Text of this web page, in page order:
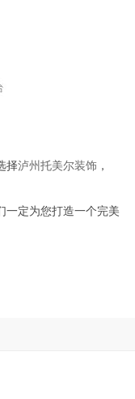
择泸州托美尔装饰，
一定为您打造一个完美